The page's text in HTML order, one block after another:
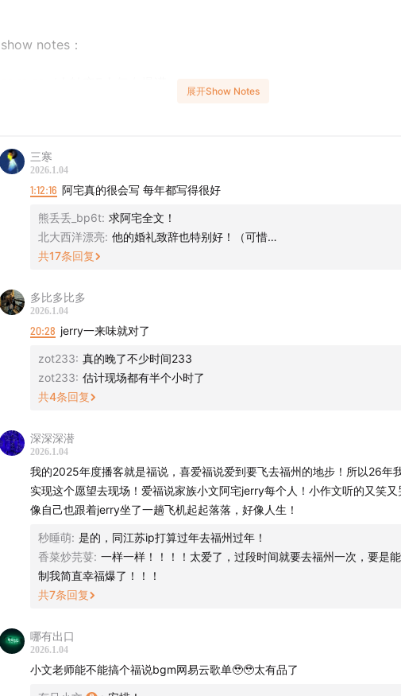
show notes：
00:37:40前凸后翘的亲姨和贤惠妈妈
01:06:38主播念信
01:31:17交换礼物环节~
1.The Chordettes - Mister Sandman
2.Bahamas - All The Time
3.増田俊郎 - 祝!戀ばな成就!(阿宅的信)
4.Aleta,Samuel Kim - Call Your Name (Attack on Titan Piano) （小
信，To 阿辉）
5.Gustavo Santaolalla - The Path (A New Beginning) (Jerry的信)
展开Show Notes
三寒
2026.1.04
1:12:16 阿宅真的很会写 每年都写得很好
熊丢丢_bp6t: 求阿宅全文！
北大西洋漂亮: 他的婚礼致辞也特别好！（可惜…
共17条回复
多比多比多
2026.1.04
20:28 jerry一来味就对了
zot233: 真的晚了不少时间233
zot233: 估计现场都有半个小时了
共4条回复
深深深潜
2026.1.04
我的2025年度播客就是福说，喜爱福说爱到要飞去福州的地步！所以26年
实现这个愿望去现场！爱福说家族小文阿宅jerry每个人！小作文听的又笑又
像自己也跟着jerry坐了一趟飞机起起落落，好像人生！
秒睡萌: 是的，同江苏ip打算过年去福州过年！
香菜炒芫荽: 一样一样！！！！太爱了，过段时间就要去福州一次，要是
制我简直幸福爆了！！！
共7条回复
哪有出口
2026.1.04
小文老师能不能搞个福说bgm网易云歌单🥹🥹太有品了